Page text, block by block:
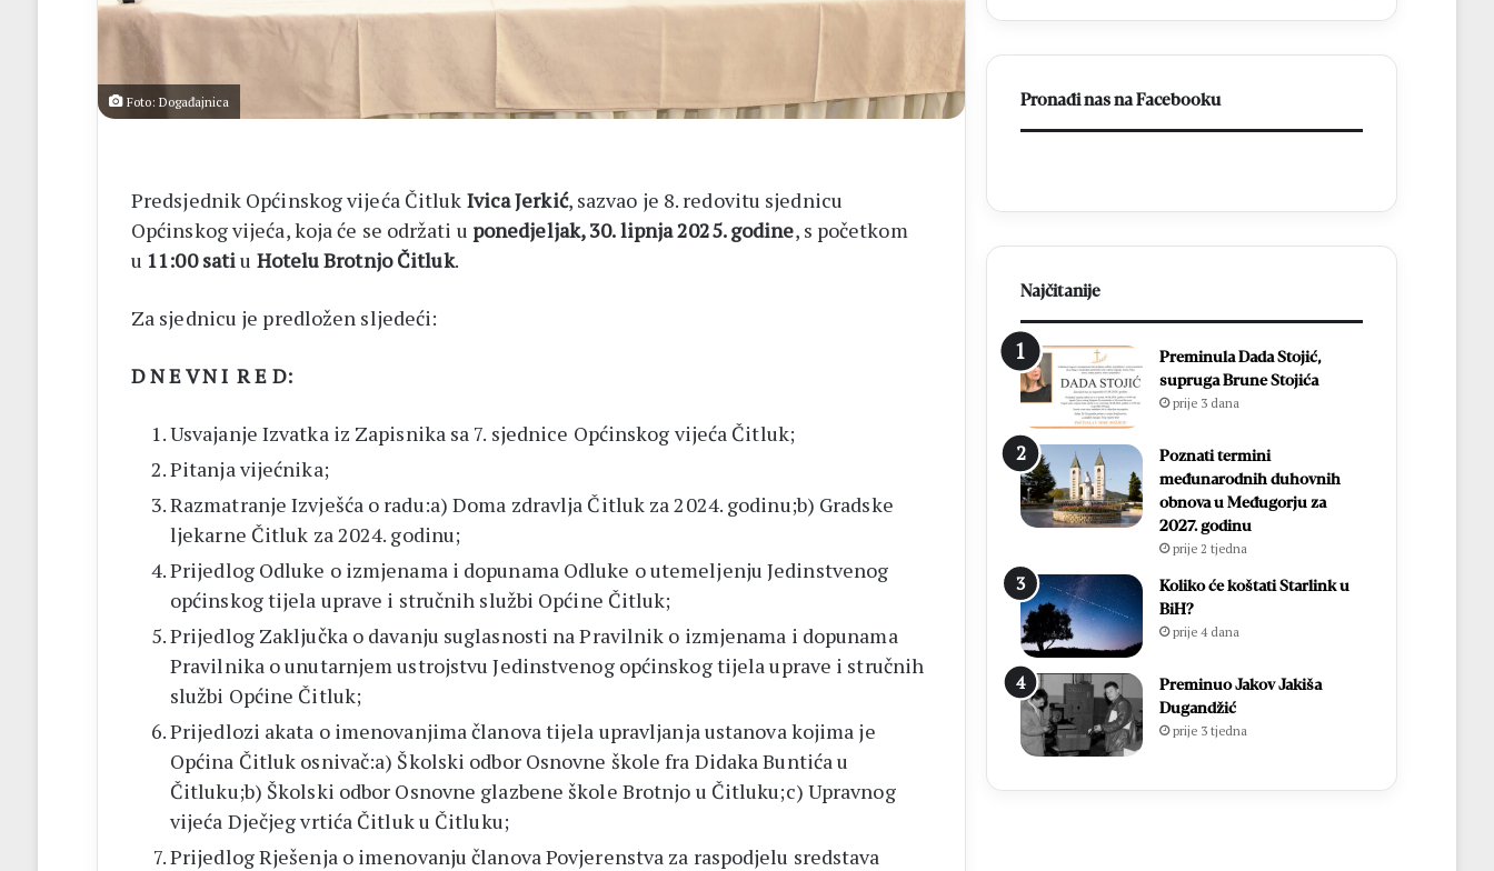
Foto: Događajnica
Predsjednik Općinskog vijeća Čitluk Ivica Jerkić, sazvao je 8. redovitu sjednicu
Općinskog vijeća, koja će se održati u ponedjeljak, 30. lipnja 2025. godine, s početkom
u 11:00 satiu Hotelu Brotnjo Čitluk.
Za sjednicu je predložen sljedeći:
D N E V N I R E D:
Usvajanje Izvatka iz Zapisnika sa 7. sjednice Općinskog vijeća Čitluk;
Pitanja vijećnika;
Razmatranje Izvješća o radu:a) Doma zdravlja Čitluk za 2024. godinu;b) Gradske
ljekarne Čitluk za 2024. godinu;
Prijedlog Odluke o izmjenama i dopunama Odluke o utemeljenju Jedinstvenog
općinskog tijela uprave i stručnih službi Općine Čitluk;
Prijedlog Zaključka o davanju suglasnosti na Pravilnik o izmjenama i dopunama
Pravilnika o unutarnjem ustrojstvu Jedinstvenog općinskog tijela uprave i stručnih
službi Općine Čitluk;
Prijedlozi akata o imenovanjima članova tijela upravljanja ustanova kojima je
Općina Čitluk osnivač:a) Školski odbor Osnovne škole fra Didaka Buntića u
Čitluku;b) Školski odbor Osnovne glazbene škole Brotnjo u Čitluku;c) Upravnog
vijeća Dječjeg vrtića Čitluk u Čitluku;
Prijedlog Rješenja o imenovanju članova Povjerenstva za raspodjelu sredstava
a
miru
Pronađi nas na Facebooku
Najčitanije
Preminula Dada Stojić,
supruga Brune Stojića
prije 3 dana
Poznati termini
međunarodnih duhovnih
obnova u Međugorju za
2027. godinu
prije 2 tjedna
Koliko će koštati Starlink u
BiH?
prije 4 dana
Preminuo Jakov Jakiša
Dugandžić
prije 3 tjedna